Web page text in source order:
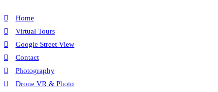
Home
Virtual Tours
Google Street View
Contact
Photography
Drone VR & Photo